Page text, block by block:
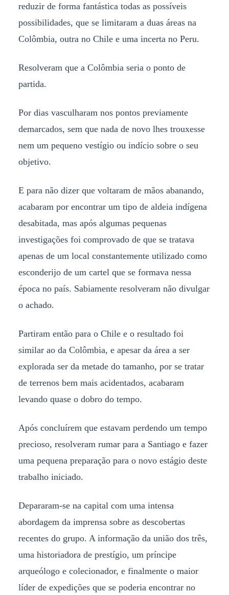
reduzir de forma fantástica todas as possíveis
possibilidades, que se limitaram a duas áreas na
Colômbia, outra no Chile e uma incerta no Peru.
Resolveram que a Colômbia seria o ponto de
partida.
Por dias vasculharam nos pontos previamente
demarcados, sem que nada de novo lhes trouxesse
nem um pequeno vestígio ou indício sobre o seu
objetivo.
E para não dizer que voltaram de mãos abanando,
acabaram por encontrar um tipo de aldeia indígena
desabitada, mas após algumas pequenas
investigações foi comprovado de que se tratava
apenas de um local constantemente utilizado como
esconderijo de um cartel que se formava nessa
época no país. Sabiamente resolveram não divulgar
o achado.
Partiram então para o Chile e o resultado foi
similar ao da Colômbia, e apesar da área a ser
explorada ser da metade do tamanho, por se tratar
de terrenos bem mais acidentados, acabaram
levando quase o dobro do tempo.
Após concluírem que estavam perdendo um tempo
precioso, resolveram rumar para a Santiago e fazer
uma pequena preparação para o novo estágio deste
trabalho iniciado.
Depararam-se na capital com uma intensa
abordagem da imprensa sobre as descobertas
recentes do grupo. A informação da união dos três,
uma historiadora de prestígio, um príncipe
arqueólogo e colecionador, e finalmente o maior
líder de expedições que se poderia encontrar no